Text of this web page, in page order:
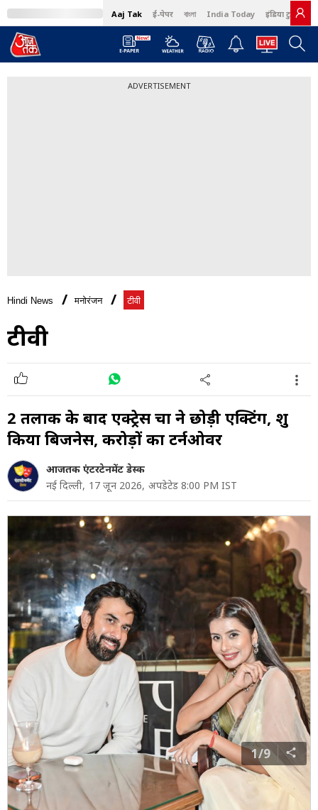
Aaj Tak ई-पेपर বাংলা India Today इंडिया टुडे हिंदी
ADVERTISEMENT
Hindi News मनोरंजन टीवी
टीवी
2 तलाक के बाद एक्ट्रेस चारू ने छोड़ी एक्टिंग, शुरू
किया ब‍िजनेस, करोड़ों का टर्नओवर
आजतक एंटरटेनमेंट डेस्क
नई दिल्ली, 17 जून 2026, अपडेटेड 8:00 PM IST
1/9